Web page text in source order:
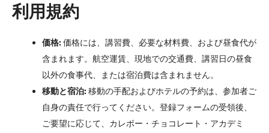
利用規約
価格: 価格には、講習費、必要な材料費、および昼食代が
含まれます。航空運賃、現地での交通費、講習日の昼食
以外の食事代、または宿泊費は含まれません。
移動と宿泊: 移動の手配およびホテルの予約は、参加者ご
自身の責任で行ってください。登録フォームの受領後、
ご要望に応じて、カレボー・チョコレート・アカデミ